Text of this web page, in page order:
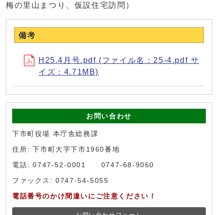
梅の里山まつり、仮設住宅訪問）
備考
H25.4月号.pdf (ファイル名：25-4.pdf サ
イズ：4.71MB)
お問い合わせ
下市町役場 本庁舎総務課
住所: 下市町大字下市1960番地
電話: 0747-52-0001 0747-68-9060
ファックス: 0747-54-5055
電話番号のかけ間違いにご注意ください！